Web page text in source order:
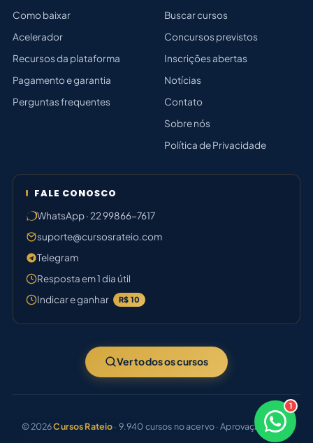
×
Bom dia! Sou o Thiago 🛠️
1
Como baixar
Acelerador
Recursos da plataforma
Pagamento e garantia
Perguntas frequentes
Buscar cursos
Concursos previstos
Inscrições abertas
Notícias
Contato
Sobre nós
Política de Privacidade
FALE CONOSCO
WhatsApp · 22 99866-7617
suporte@cursosrateio.com
Telegram
Resposta em 1 dia útil
Indicar e ganhar
R$ 10
Ver todos os cursos
© 2026Cursos Rateio· 9.940 cursos no acervo · Aprovação certa.